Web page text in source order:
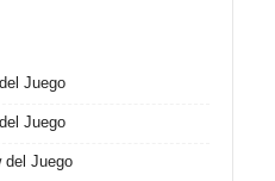
Juego
Juego
del Juego